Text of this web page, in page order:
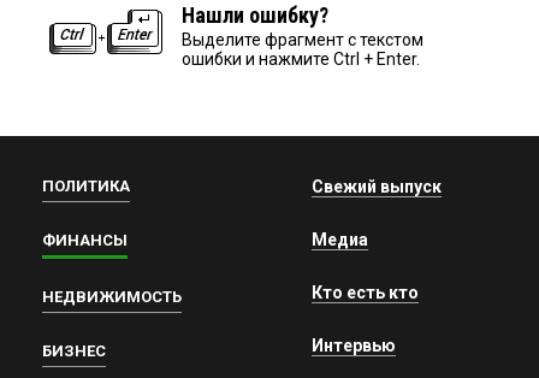
Нашли ошибку?
Выделите фрагмент с текстом
ошибки и нажмите Ctrl + Enter.
ПОЛИТИКА
ФИНАНСЫ
НЕДВИЖИМОСТЬ
БИЗНЕС
Свежий выпуск
Медиа
Кто есть кто
Интервью